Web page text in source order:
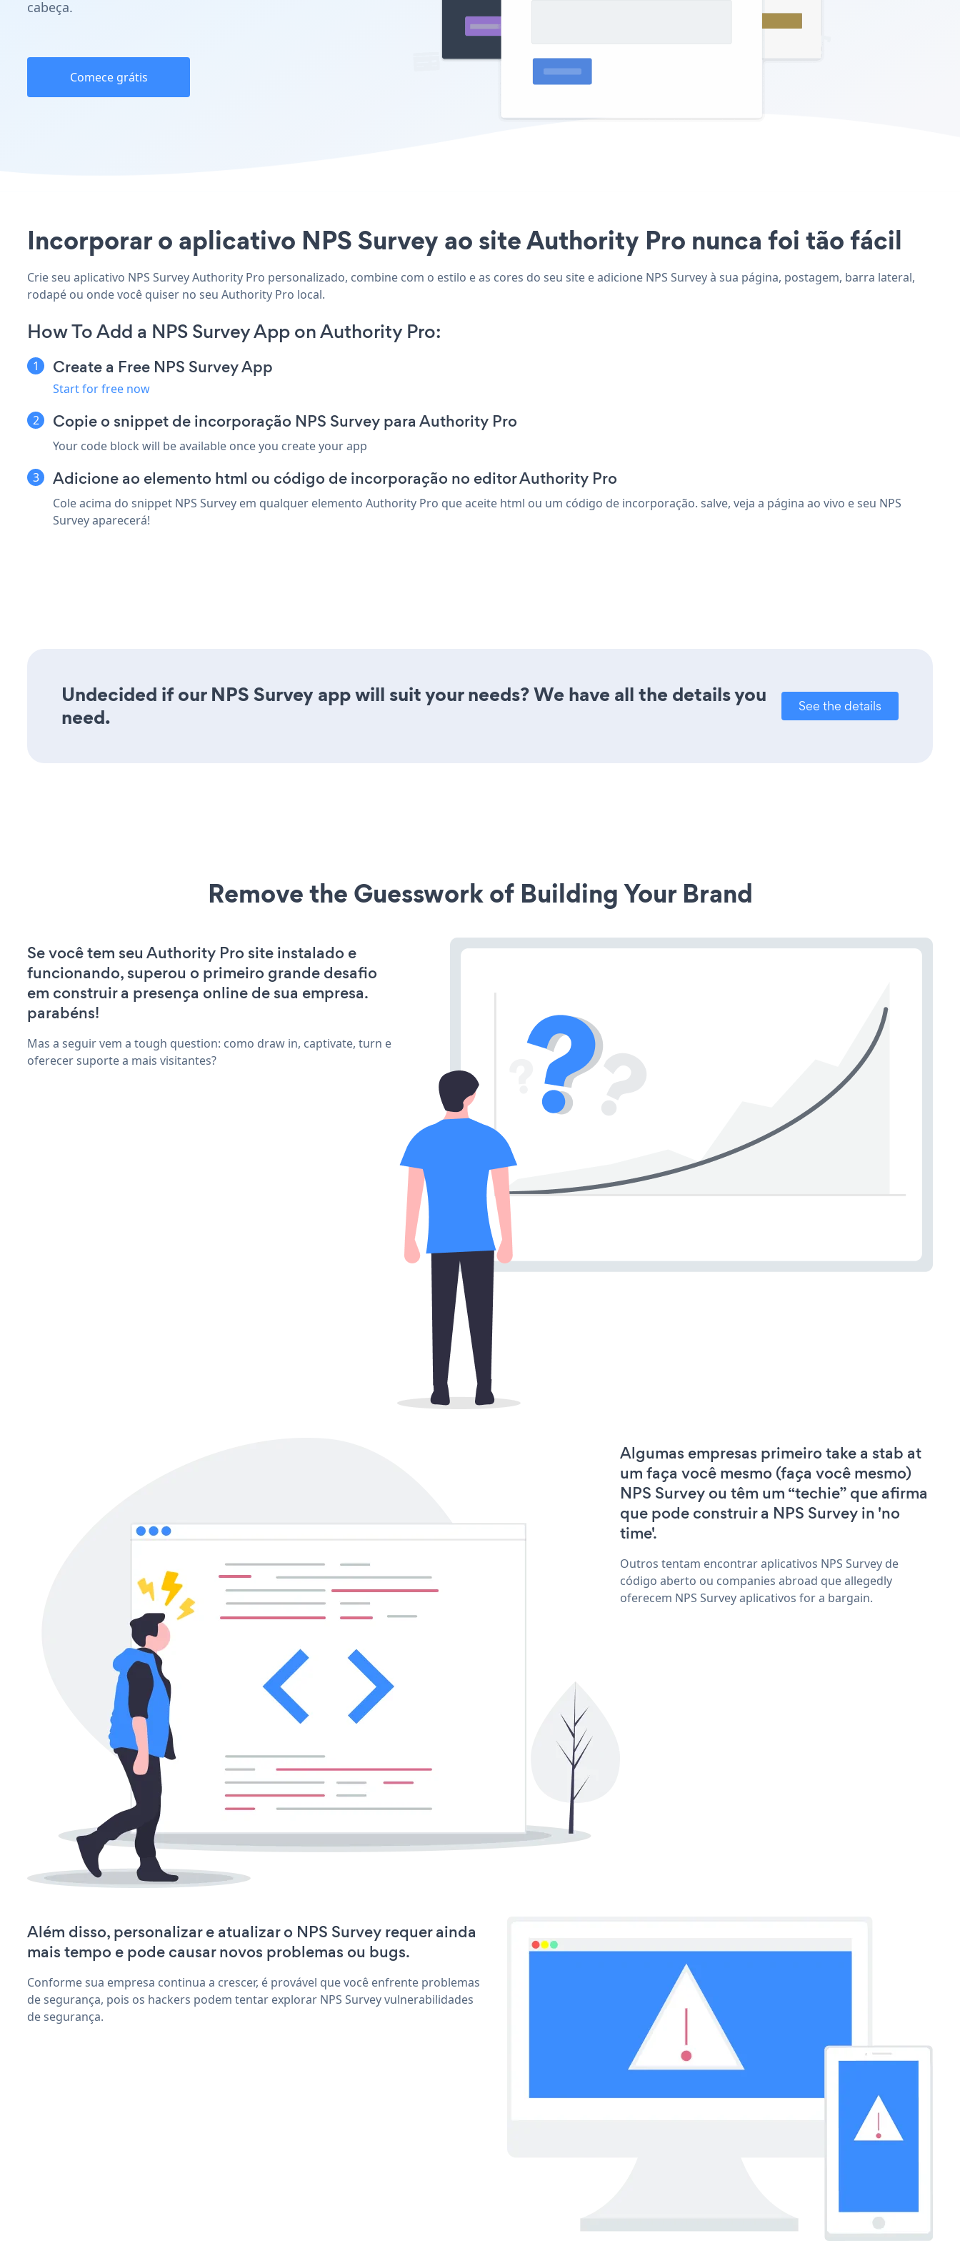
cabeça.
Comece grátis
Incorporar o aplicativo NPS Survey ao site Authority Pro nunca foi tão fácil
Crie seu aplicativo NPS Survey Authority Pro personalizado, combine com o estilo e as cores do seu site e adicione NPS Survey à sua página, postagem, barra lateral,
rodapé ou onde você quiser no seu Authority Pro local.
How To Add a NPS Survey App on Authority Pro:
Create a Free NPS Survey App
Start for free now
Copie o snippet de incorporação NPS Survey para Authority Pro
Your code block will be available once you create your app
Adicione ao elemento html ou código de incorporação no editor Authority Pro
Cole acima do snippet NPS Survey em qualquer elemento Authority Pro que aceite html ou um código de incorporação. salve, veja a página ao vivo e seu NPS
Survey aparecerá!
Undecided if our NPS Survey app will suit your needs? We have all the details you
need.
See the details
Remove the Guesswork of Building Your Brand
Se você tem seu Authority Pro site instalado e
funcionando, superou o primeiro grande desafio
em construir a presença online de sua empresa.
parabéns!
Mas a seguir vem a tough question: como draw in, captivate, turn e
oferecer suporte a mais visitantes?
Algumas empresas primeiro take a stab at
um faça você mesmo (faça você mesmo)
NPS Survey ou têm um “techie” que afirma
que pode construir a NPS Survey in 'no
time'.
Outros tentam encontrar aplicativos NPS Survey de
código aberto ou companies abroad que allegedly
oferecem NPS Survey aplicativos for a bargain.
Além disso, personalizar e atualizar o NPS Survey requer ainda
mais tempo e pode causar novos problemas ou bugs.
Conforme sua empresa continua a crescer, é provável que você enfrente problemas
de segurança, pois os hackers podem tentar explorar NPS Survey vulnerabilidades
de segurança.